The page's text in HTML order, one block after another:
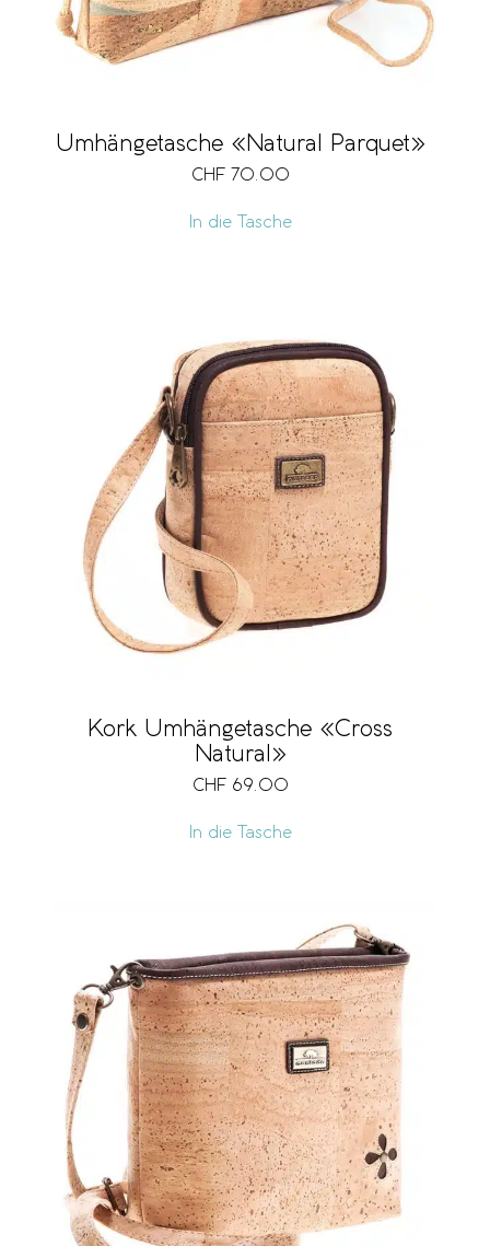
Umhängetasche «Natural Parquet»
CHF 70.00
In die Tasche
Kork Umhängetasche «Cross
Natural»
CHF 69.00
In die Tasche